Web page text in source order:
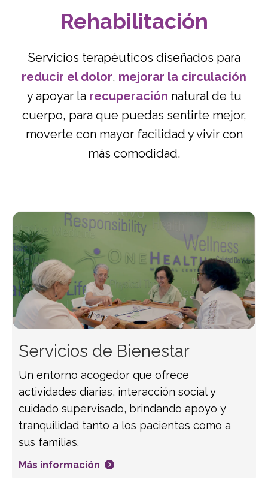
Rehabilitación
Servicios terapéuticos diseñados para
reducir el dolor, mejorar la circulación
y apoyar la recuperación natural de tu
cuerpo, para que puedas sentirte mejor,
moverte con mayor facilidad y vivir con
más comodidad.
Servicios de Bienestar
Un entorno acogedor que ofrece
actividades diarias, interacción social y
cuidado supervisado, brindando apoyo y
tranquilidad tanto a los pacientes como a
sus familias.
Más información